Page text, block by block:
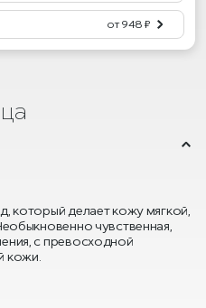
от 948 ₽
который делает кожу мягкой,
чувственная,
с превосходной
кожи.